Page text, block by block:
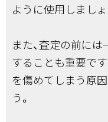
ように使用しましょ
また、査定の前に
することも重要で
を傷めてしまう原
う。